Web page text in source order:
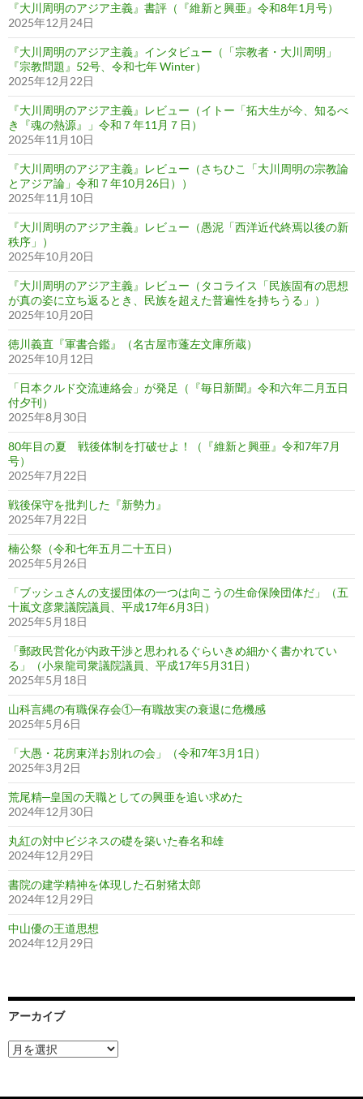
『大川周明のアジア主義』書評（『維新と興亜』令和8年1月号）
2025年12月24日
『大川周明のアジア主義』インタビュー（「宗教者・大川周明」
『宗教問題』52号、令和七年 Winter）
2025年12月22日
『大川周明のアジア主義』レビュー（イトー「拓大生が今、知るべ
き『魂の熱源』」令和７年11月７日）
2025年11月10日
『大川周明のアジア主義』レビュー（さちひこ「大川周明の宗教論
とアジア論」令和７年10月26日））
2025年11月10日
『大川周明のアジア主義』レビュー（愚泥「西洋近代終焉以後の新
秩序」）
2025年10月20日
『大川周明のアジア主義』レビュー（タコライス「民族固有の思想
が真の姿に立ち返るとき、民族を超えた普遍性を持ちうる」）
2025年10月20日
徳川義直『軍書合鑑』（名古屋市蓬左文庫所蔵）
2025年10月12日
「日本クルド交流連絡会」が発足（『毎日新聞』令和六年二月五日
付夕刊）
2025年8月30日
80年目の夏 戦後体制を打破せよ！（『維新と興亜』令和7年7月
号）
2025年7月22日
戦後保守を批判した『新勢力』
2025年7月22日
楠公祭（令和七年五月二十五日）
2025年5月26日
「ブッシュさんの支援団体の一つは向こうの生命保険団体だ」（五
十嵐文彦衆議院議員、平成17年6月3日）
2025年5月18日
「郵政民営化が内政干渉と思われるぐらいきめ細かく書かれてい
る」（小泉龍司衆議院議員、平成17年5月31日）
2025年5月18日
山科言縄の有職保存会①─有職故実の衰退に危機感
2025年5月6日
「大愚・花房東洋お別れの会」（令和7年3月1日）
2025年3月2日
荒尾精─皇国の天職としての興亜を追い求めた
2024年12月30日
丸紅の対中ビジネスの礎を築いた春名和雄
2024年12月29日
書院の建学精神を体現した石射猪太郎
2024年12月29日
中山優の王道思想
2024年12月29日
アーカイブ
ア
ー